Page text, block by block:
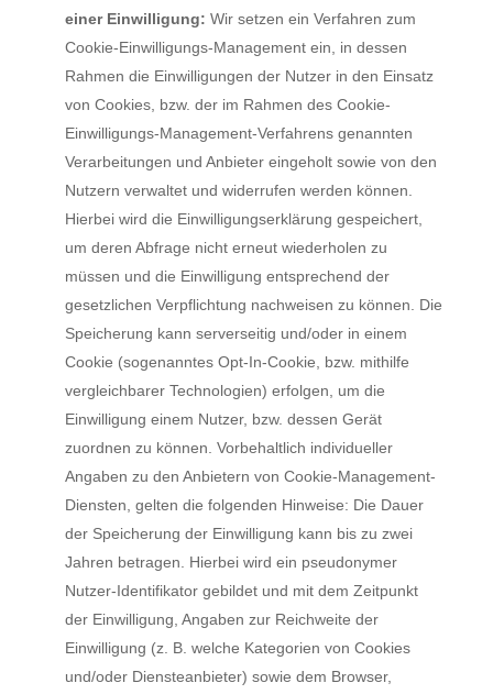
einer Einwilligung: Wir setzen ein Verfahren zum
Cookie-Einwilligungs-Management ein, in dessen
Rahmen die Einwilligungen der Nutzer in den Einsatz
von Cookies, bzw. der im Rahmen des Cookie-
Einwilligungs-Management-Verfahrens genannten
Verarbeitungen und Anbieter eingeholt sowie von den
Nutzern verwaltet und widerrufen werden können.
Hierbei wird die Einwilligungserklärung gespeichert,
um deren Abfrage nicht erneut wiederholen zu
müssen und die Einwilligung entsprechend der
gesetzlichen Verpflichtung nachweisen zu können. Die
Speicherung kann serverseitig und/oder in einem
Cookie (sogenanntes Opt-In-Cookie, bzw. mithilfe
vergleichbarer Technologien) erfolgen, um die
Einwilligung einem Nutzer, bzw. dessen Gerät
zuordnen zu können. Vorbehaltlich individueller
Angaben zu den Anbietern von Cookie-Management-
Diensten, gelten die folgenden Hinweise: Die Dauer
der Speicherung der Einwilligung kann bis zu zwei
Jahren betragen. Hierbei wird ein pseudonymer
Nutzer-Identifikator gebildet und mit dem Zeitpunkt
der Einwilligung, Angaben zur Reichweite der
Einwilligung (z. B. welche Kategorien von Cookies
und/oder Diensteanbieter) sowie dem Browser,